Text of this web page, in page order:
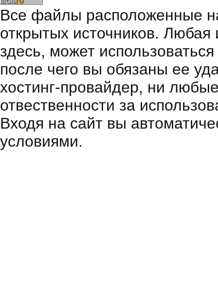
Все файлы расположенные
открытых источников.
здесь, может
после чего вы обязаны ее
хостинг-провайдер, ни
отвественности за
Входя на сайт вы
условиями.